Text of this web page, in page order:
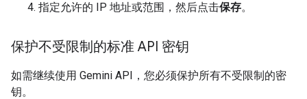
指定允许的 IP 地址或范围，然后点击保存。
保护不受限制的标准 API 密钥
如需继续使用 Gemini API，您必须保护所有不受限制的密
钥。